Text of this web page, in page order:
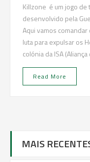
Killzone é um jogo
desenvolvido pela
Aqui vamos
luta para expulsar os
colónia da ISA
Read More
MAIS